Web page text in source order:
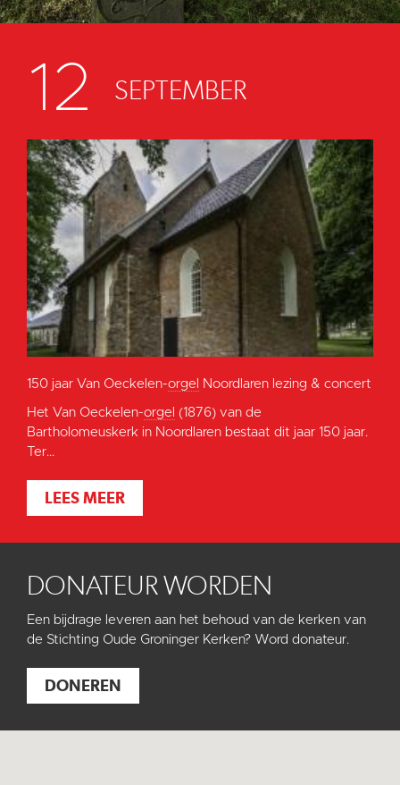
12 SEPTEMBER
150 jaar Van Oeckelen-orgel Noordlaren lezing & concert
Het Van Oeckelen-orgel (1876) van de
Bartholomeuskerk in Noordlaren bestaat dit jaar 150 jaar.
Ter...
LEES MEER
DONATEUR WORDEN
Een bijdrage leveren aan het behoud van de kerken van
de Stichting Oude Groninger Kerken? Word donateur.
DONEREN